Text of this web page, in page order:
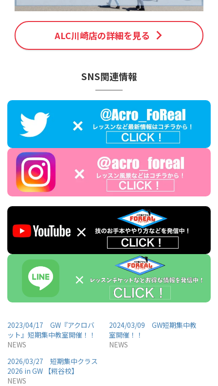
ALC川崎店の詳細を見る
SNS関連情報
2023/04/17 GW『アクロバ
ット』短期集中教室開催！！
NEWS
2024/03/09 GW短期集中教
室開催！！
NEWS
2026/03/27 短期集中クラス
2026 in GW 【糀谷校】
NEWS